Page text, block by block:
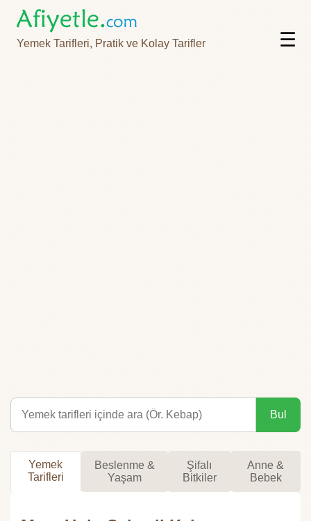
Yemek Tarifleri, Pratik ve Kolay Tarifler ☰
Bul
Yemek
Tarifleri
Beslenme &
Yaşam
Şifalı
Bitkiler
Anne &
Bebek